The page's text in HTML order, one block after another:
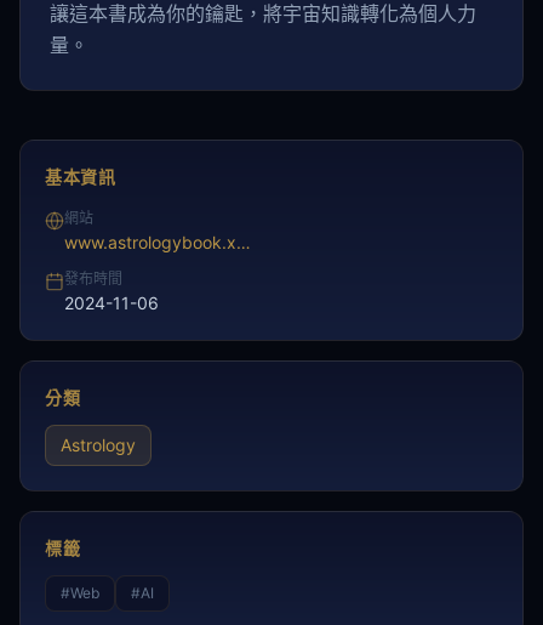
讓這本書成為你的鑰匙，將宇宙知識轉化為個人力
量。
基本資訊
網站
www.astrologybook.xyz/
發布時間
2024-11-06
分類
Astrology
標籤
#Web #AI